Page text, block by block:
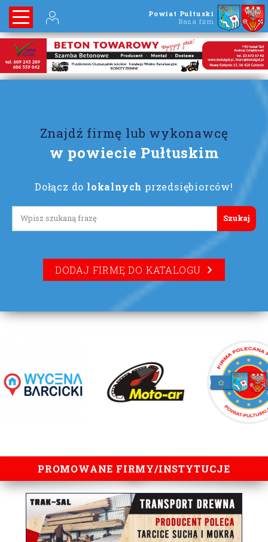
Powiat Pułtuski
Baza firm
Znajdź firmę lub wykonawcę
w powiecie Pułtuskim
Dołącz do lokalnych przedsiębiorców!
Lorem ipsum
DODAJ FIRMĘ DO KATALOGU
lorem ipsum
PROMOWANE FIRMY/INSTYTUCJE